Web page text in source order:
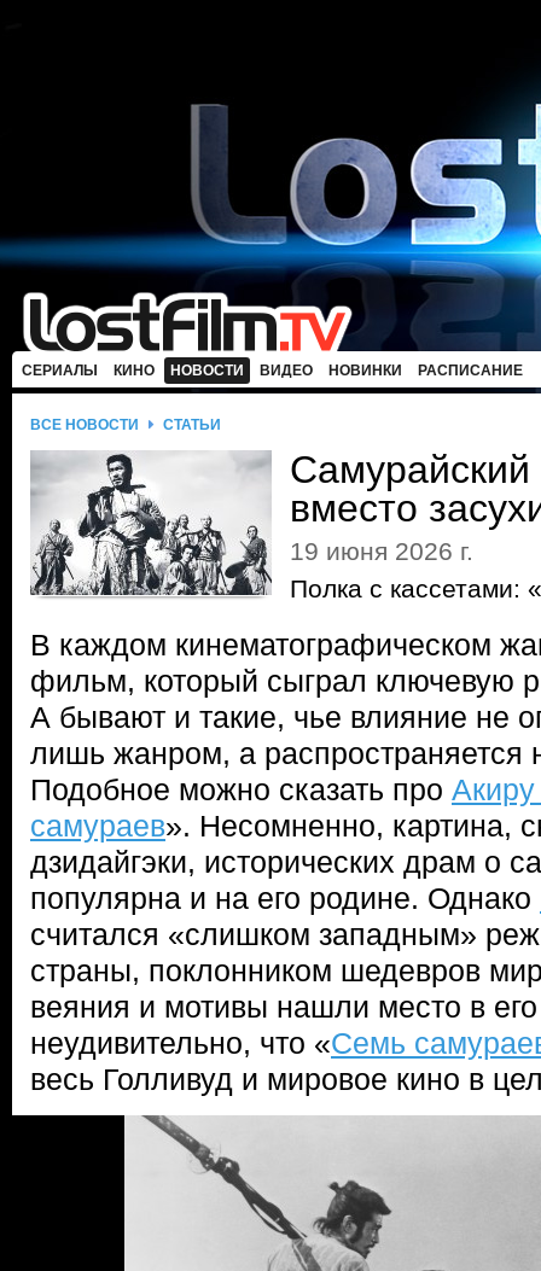
СЕРИАЛЫ КИНО НОВОСТИ ВИДЕО НОВИНКИ РАСПИСАНИЕ
ВСЕ НОВОСТИ СТАТЬИ
Самурайский
вместо
19 июня 2026 г.
Полка с кассетами:
В каждом кинематографическом
фильм, который сыграл ключевую
А бывают и такие, чье влияние не
лишь жанром, а распространяется
Подобное можно сказать про
самураев». Несомненно, картина,
дзидайгэки, исторических драм о
популярна и на его родине. Однако
считался «слишком западным»
страны, поклонником шедевров
веяния и мотивы нашли место в
неудивительно, что «Семь
весь Голливуд и мировое кино в